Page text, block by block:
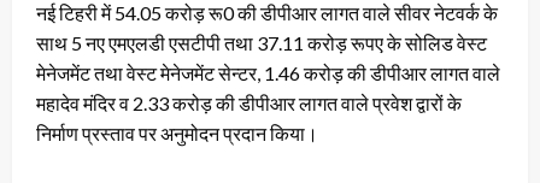
नई टिहरी में 54.05 करोड़ रू0 की डीपीआर लागत वाले सीवर नेटवर्क के
साथ 5 नए एमएलडी एसटीपी तथा 37.11 करोड़ रूपए के सोलिड वेस्ट
मेनेजमेंट तथा वेस्ट मेनेजमेंट सेन्टर, 1.46 करोड़ की डीपीआर लागत वाले
महादेव मंदिर व 2.33 करोड़ की डीपीआर लागत वाले प्रवेश द्वारों के
निर्माण प्रस्ताव पर अनुमोदन प्रदान किया।